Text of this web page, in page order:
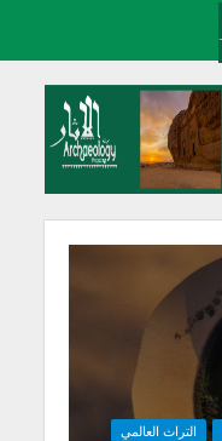
التراث العالمي